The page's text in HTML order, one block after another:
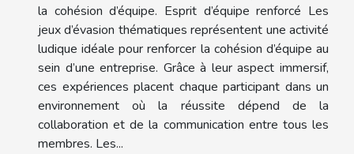
la cohésion d’équipe. Esprit d’équipe renforcé Les
jeux d’évasion thématiques représentent une activité
ludique idéale pour renforcer la cohésion d’équipe au
sein d’une entreprise. Grâce à leur aspect immersif,
ces expériences placent chaque participant dans un
environnement où la réussite dépend de la
collaboration et de la communication entre tous les
membres. Les...